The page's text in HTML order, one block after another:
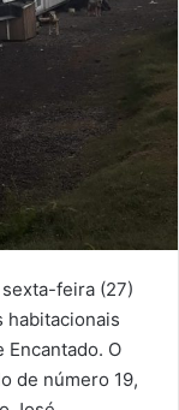
feira (27)
habitacionais
O
de número 19,